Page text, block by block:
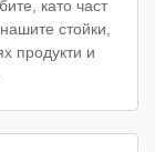
като част
стойки,
продукти и